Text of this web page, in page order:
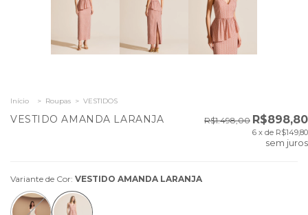
Início > Roupas > VESTIDOS
VESTIDO AMANDA LARANJA R$1.498,00 R$898,80
6 x de R$149,80
sem juros
Variante de Cor: VESTIDO AMANDA LARANJA